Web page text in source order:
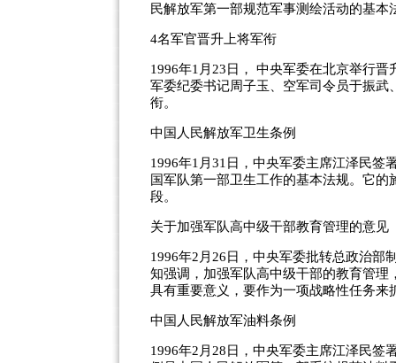
民解放军第一部规范军事测绘活动的基本
4名军官晋升上将军衔
1996年1月23日， 中央军委在北京举行
军委纪委书记周子玉、空军司令员于振
衔。
中国人民解放军卫生条例
1996年1月31日，中央军委主席江泽民签
国军队第一部卫生工作的基本法规。它
段。
关于加强军队高中级干部教育管理的意见
1996年2月26日，中央军委批转总政治部
知强调，加强军队高中级干部的教育管
具有重要意义，要作为一项战略性任务来
中国人民解放军油料条例
1996年2月28日，中央军委主席江泽民签